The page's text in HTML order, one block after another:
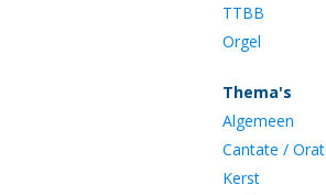
TTBB
Orgel
Thema's
Algemeen
Cantate /
Kerst